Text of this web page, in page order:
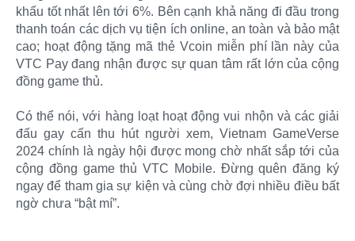
khấu tốt nhất lên tới 6%. Bên cạnh khả năng đi đầu trong
thanh toán các dịch vụ tiện ích online, an toàn và bảo mật
cao; hoạt động tặng mã thẻ Vcoin miễn phí lần này của
VTC Pay đang nhận được sự quan tâm rất lớn của cộng
đồng game thủ.
Có thể nói, với hàng loạt hoạt động vui nhộn và các giải
đấu gay cấn thu hút người xem, Vietnam GameVerse
2024 chính là ngày hội được mong chờ nhất sắp tới của
cộng đồng game thủ VTC Mobile. Đừng quên đăng ký
ngay để tham gia sự kiện và cùng chờ đợi nhiều điều bất
ngờ chưa “bật mí”.